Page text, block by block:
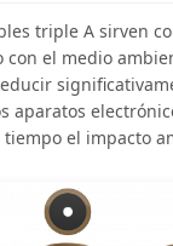
triple A sirven
con el medio
aparatos
el impacto